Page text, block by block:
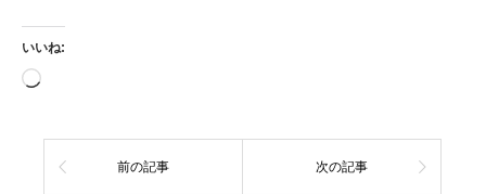
いいね:
読
み
中…
前の記事 次の記事